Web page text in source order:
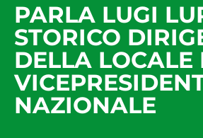
PARLA LUGI
STORICO
DELLA LOCALE
NAZIONALE